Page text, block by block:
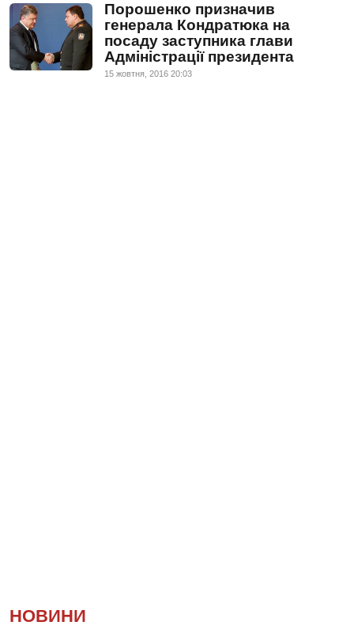
Порошенко призначив
генерала Кондратюка на
посаду заступника глави
Адміністрації президента
15 жовтня, 2016 20:03
НОВИНИ